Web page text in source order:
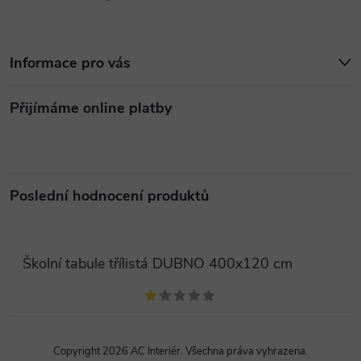
p
s
Informace pro vás
Přijímáme online platby
Poslední hodnocení produktů
Školní tabule třílistá DUBNO 400x120 cm
Copyright 2026 AC Interiér. Všechna práva vyhrazena.